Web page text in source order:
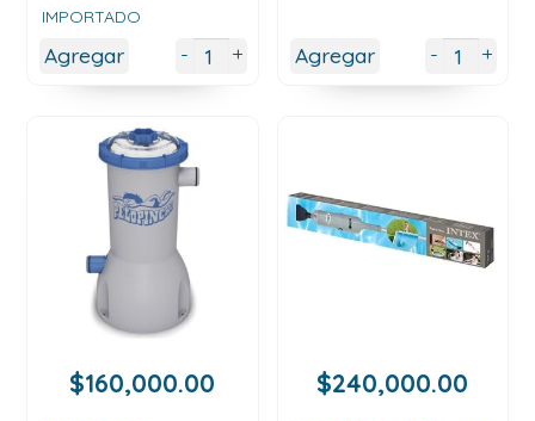
IMPORTADO
Agregar - + Agregar - +
$160,000.00 $240,000.00